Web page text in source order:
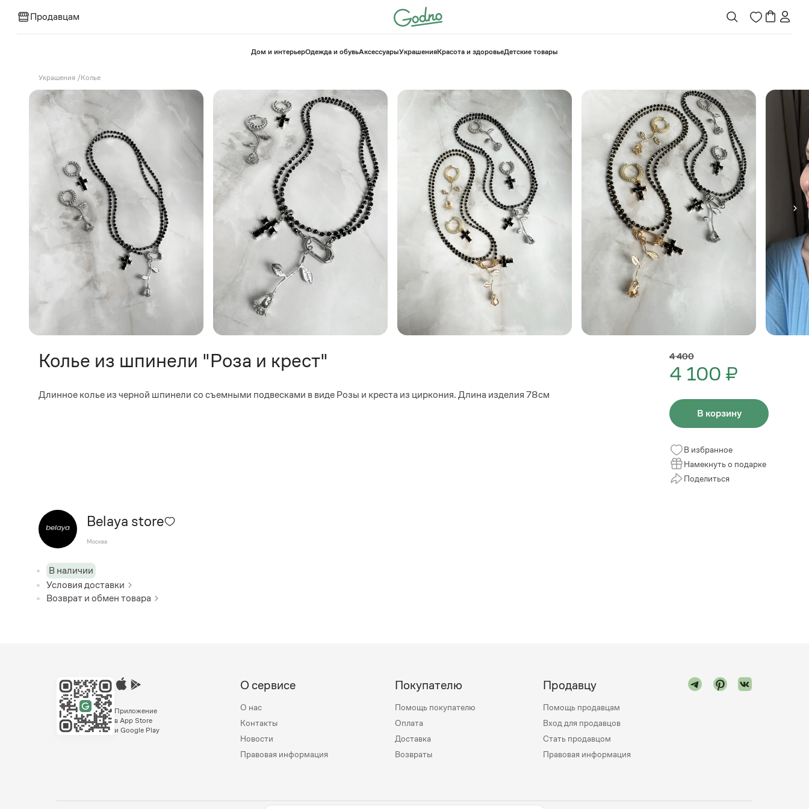
Продавцам
⁠Дом и интерьерОдежда и обувьАксессуарыУкрашенияКрасота и здоровье⁠Детские товары
Украшения /Колье
Колье из шпинели "Роза и крест"
Длинное колье из черной шпинели со съемными подвесками в виде Розы и креста из циркония. Длина изделия 78см
Belaya store
Москва
В наличии
Условия доставки
Возврат и обмен товара
4 400
4 100 ₽
В корзину
В избранное
Намекнуть о подарке
Поделиться
Приложение
в App Store
и Google Play
О сервисе
О нас
Контакты
Новости
Правовая информация
Покупателю
Помощь покупателю
Оплата
Доставка
Возвраты
Продавцу
Помощь продавцам
Вход для продавцов
Стать продавцом
Правовая информация